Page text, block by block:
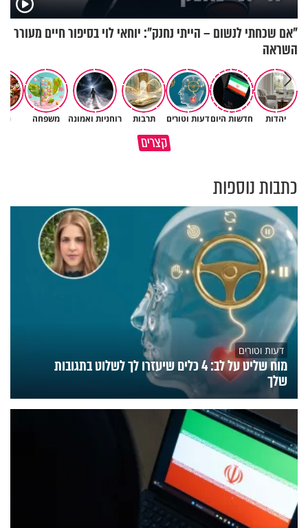
"אם שכחתי לנשום – הייתי נחנק": יוחאי לוי בסיפור חיים מעורר
השראה
יהדות חדשות היוםדעות וטורים תרבות רוחניות ואמונה משפחה
קצרים
מתחילים לעבוד לקראת ראש
הרגעים הקשים ביותר בחיים
כתבות נוספות
דעות וטורים
מוח שליט על לב: 4 כלים שיעזרו לך לשלוט בתגובות
שלך